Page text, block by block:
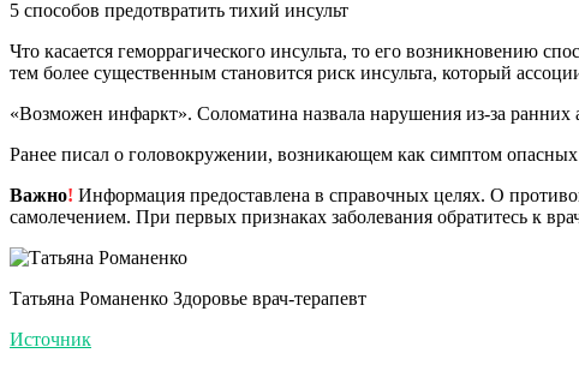
5 способов предотвратить тихий инсульт
Что касается геморрагического инсульта, то его возникновению
тем более существенным становится риск инсульта, который
«Возможен инфаркт». Соломатина назвала нарушения из-за ранних
Ранее писал о головокружении, возникающем как симптом опасных
Важно! Информация предоставлена в справочных целях. О
самолечением. При первых признаках заболевания обратитесь к
Татьяна Романенко Здоровье врач-терапевт
Источник